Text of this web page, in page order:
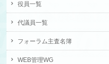
役員一覧
代議員一覧
フォーラム主査名簿
WEB管理WG